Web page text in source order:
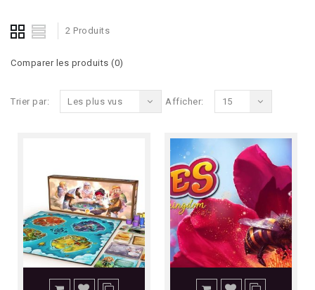
2 Produits
Comparer les produits (0)
Trier par: Les plus vus Afficher: 15